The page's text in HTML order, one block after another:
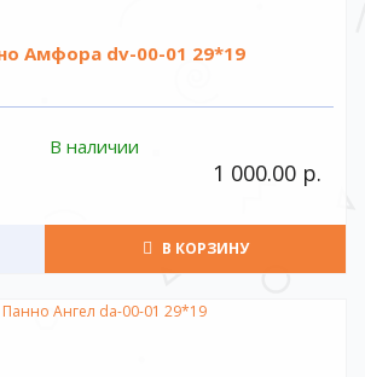
Амфора dv-00-01 29*19
В наличии
1 000.00 р.
В КОРЗИНУ